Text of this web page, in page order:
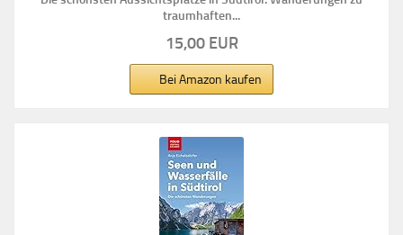
traumhaften...
15,00 EUR
Bei Amazon kaufen